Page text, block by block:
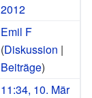
2012
Emil F
(Diskussion |
Beiträge)
11:34, 10. Mär